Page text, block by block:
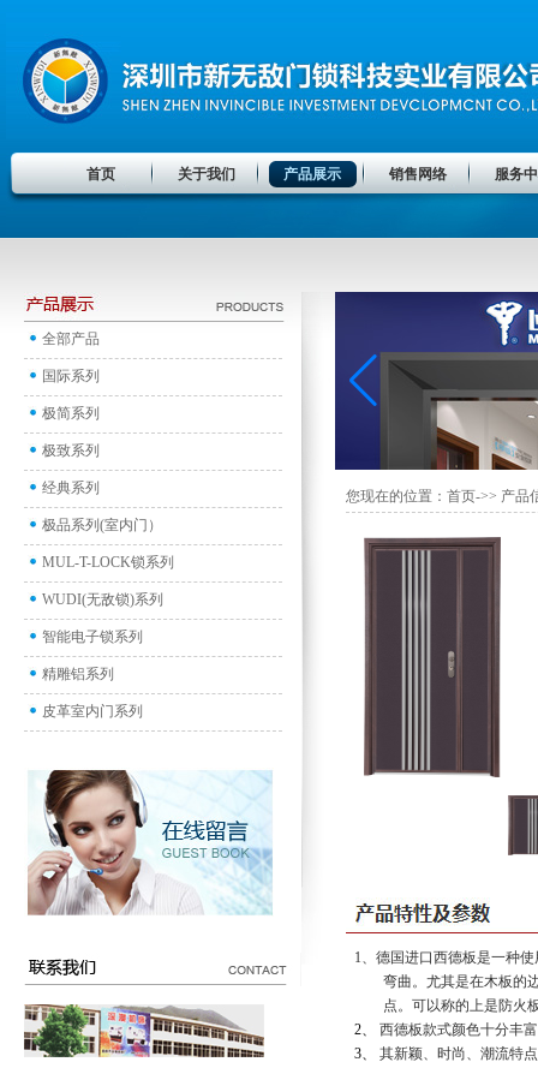
首页 关于我们 产品展示 销售网络 服务
全部产品
国际系列
极简系列
极致系列
经典系列
极品系列(室内门）
MUL-T-LOCK锁系列
WUDI(无敌锁)系列
智能电子锁系列
精雕铝系列
皮革室内门系列
您现在的位置：首页->> 产品
1、德国进口西德板是一种
弯曲。尤其是在木板的
点。可以称的上是防火
2、西德板款式颜色十分丰
3、其新颖、时尚、潮流特